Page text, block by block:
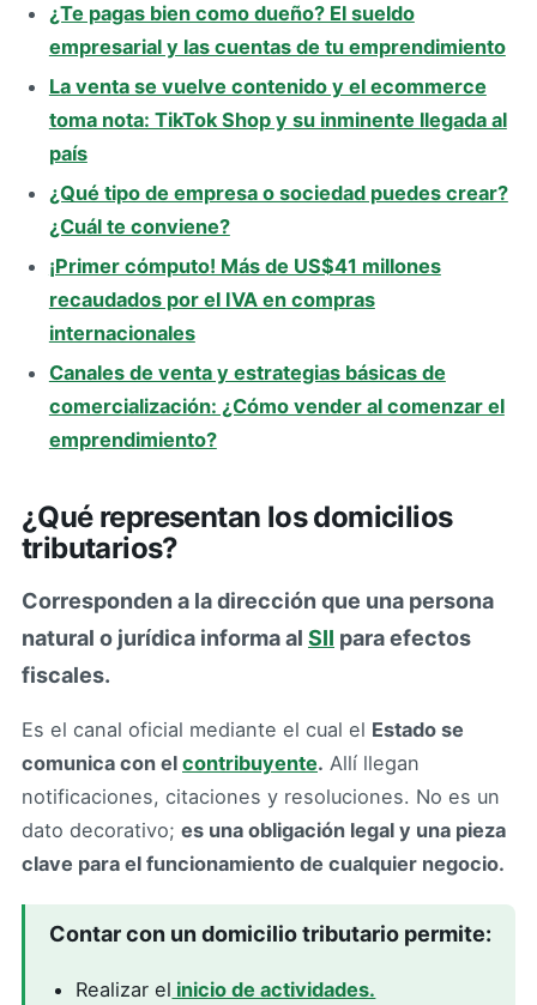
¿Te pagas bien como dueño? El sueldo
empresarial y las cuentas de tu emprendimiento
La venta se vuelve contenido y el ecommerce
toma nota: TikTok Shop y su inminente llegada al
país
¿Qué tipo de empresa o sociedad puedes crear?
¿Cuál te conviene?
¡Primer cómputo! Más de US$41 millones
recaudados por el IVA en compras
internacionales
Canales de venta y estrategias básicas de
comercialización: ¿Cómo vender al comenzar el
emprendimiento?
¿Qué representan los domicilios
tributarios?
Corresponden a la dirección que una persona
natural o jurídica informa al SII para efectos
fiscales.
Es el canal oficial mediante el cual el Estado se
comunica con el contribuyente. Allí llegan
notificaciones, citaciones y resoluciones. No es un
dato decorativo; es una obligación legal y una pieza
clave para el funcionamiento de cualquier negocio.
Contar con un domicilio tributario permite:
Realizar el inicio de actividades.